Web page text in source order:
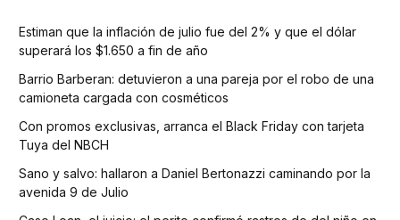
Estiman que la inflación de julio fue del 2% y que el dólar
superará los $1.650 a fin de año
Barrio Barberan: detuvieron a una pareja por el robo de una
camioneta cargada con cosméticos
Con promos exclusivas, arranca el Black Friday con tarjeta
Tuya del NBCH
Sano y salvo: hallaron a Daniel Bertonazzi caminando por la
avenida 9 de Julio